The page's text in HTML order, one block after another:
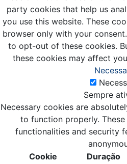
party cookies that help us
you use this website. These
browser only with your
to opt-out of these cookies.
these cookies may affect
Sempre
Necessary cookies are
to function properly.
functionalities and security
Cookie
Duração